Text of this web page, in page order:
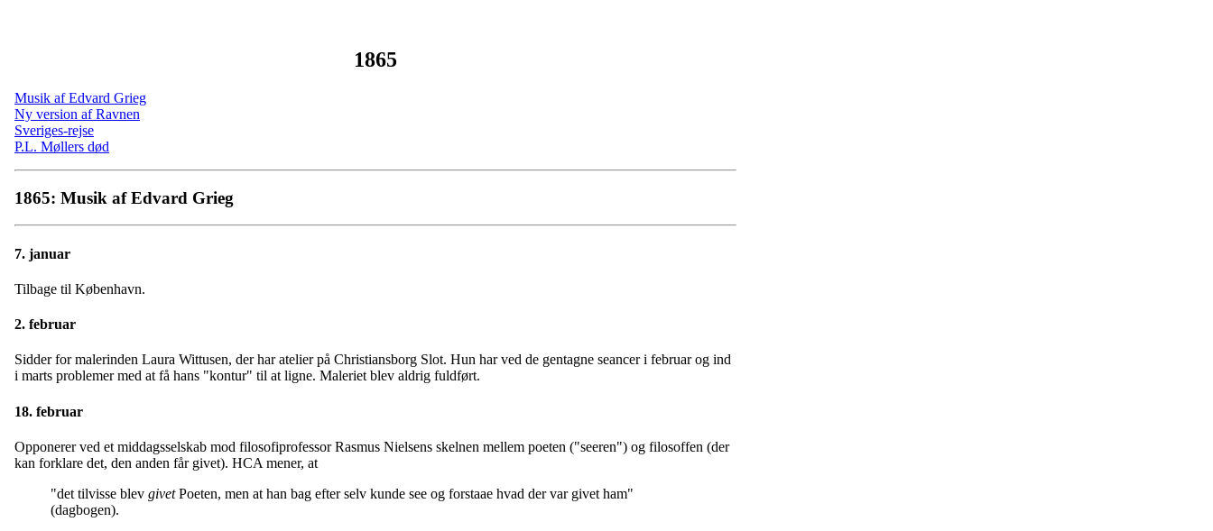
1865
Musik af Edvard Grieg
Ny version af Ravnen
Sveriges-rejse
P.L. Møllers død
1865: Musik af Edvard Grieg
7. januar
Tilbage til København.
2. februar
Sidder for malerinden Laura Wittusen, der har atelier på Christiansborg Slot. Hun har ved de gentagne seancer i februar og ind
i marts problemer med at få hans "kontur" til at ligne. Maleriet blev aldrig fuldført.
18. februar
Opponerer ved et middagsselskab mod filosofiprofessor Rasmus Nielsens skelnen mellem poeten ("seeren") og filosoffen (der
kan forklare det, den anden får givet). HCA mener, at
"det tilvisse blev givetPoeten, men at han bag efter selv kunde see og forstaae hvad der var givet ham"
(dagbogen).